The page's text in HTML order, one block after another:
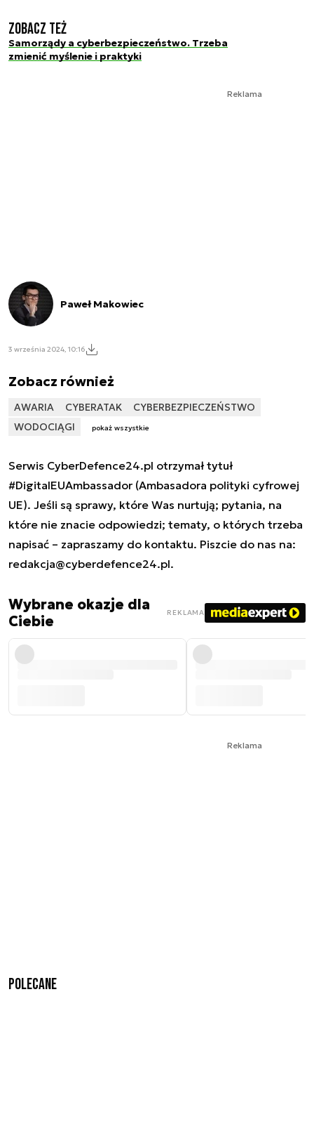
Zobacz też
Samorządy a cyberbezpieczeństwo. Trzeba
zmienić myślenie i praktyki
Reklama
Paweł Makowiec
3 września 2024, 10:16
Zobacz również
AWARIA CYBERATAK
CYBERBEZPIECZEŃSTWO
WODOCIĄGI
pokaż wszystkie
Serwis CyberDefence24.pl otrzymał tytuł
#DigitalEUAmbassador (Ambasadora polityki cyfrowej
UE). Jeśli są sprawy, które Was nurtują; pytania, na
które nie znacie odpowiedzi; tematy, o których trzeba
napisać – zapraszamy do kontaktu. Piszcie do nas na:
redakcja@cyberdefence24.pl.
Wybrane okazje dla
Ciebie
REKLAMA
Reklama
Polecane